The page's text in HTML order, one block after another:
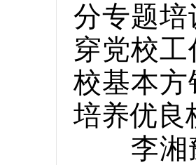
分专题
穿党校
校基本
培养优良
李湘豫